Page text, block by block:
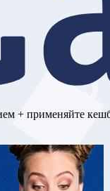
+ применяйте